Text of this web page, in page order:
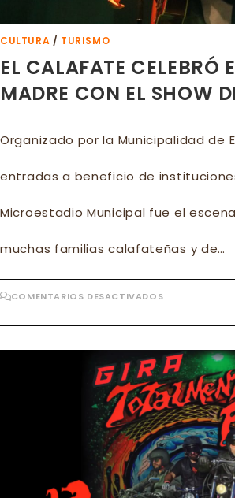
CULTURA / TURISMO
EL CALAFATE CELEBRÓ
MADRE CON EL SHOW
Organizado por la Municipalidad de
entradas a beneficio de
Microestadio Municipal fue el
muchas familias calafateñas y de…
COMENTARIOS DESACTIVADOSEN
CELEBRÓ
DÍA
DE
LA
MADRE
CON
EL
SHOW
DE
AXEL